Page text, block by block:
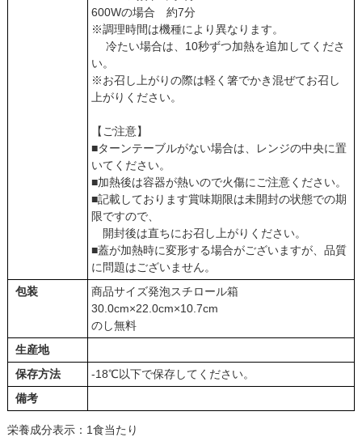
600Wの場合 約7分
※調理時間は機種により異なります。
冷たい場合は、10秒ずつ加熱を追加してくださ
い。
※お召し上がりの際は軽く箸でかき混ぜてお召し
上がりください。
【ご注意】
■ターンテーブルがない場合は、レンジの中央に置
いてください。
■加熱後は容器が熱いので火傷にご注意ください。
■記載しております賞味期限は未開封の状態での期
限ですので、
開封後は直ちにお召し上がりください。
■蓋が加熱時に変形する場合がございますが、品質
に問題はございません。
包装
商品サイズ発泡スチロール箱
30.0cm×22.0cm×10.7cm
のし無料
生産地
保存方法
-18℃以下で保存してください。
備考
栄養成分表示：1食当たり